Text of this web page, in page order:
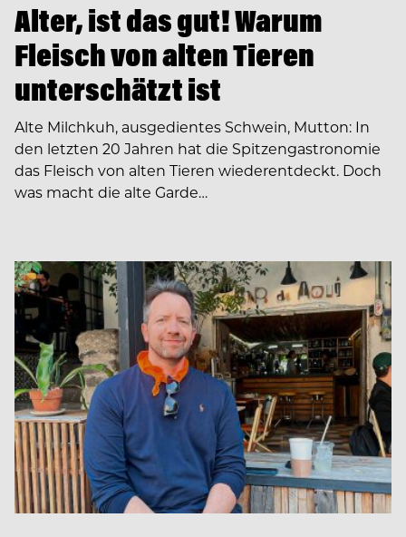
Alter, ist das gut! Warum
Fleisch von alten Tieren
unterschätzt ist
Alte Milchkuh, ausgedientes Schwein, Mutton: In
den letzten 20 Jahren hat die Spitzengastronomie
das Fleisch von alten Tieren wiederentdeckt. Doch
was macht die alte Garde…